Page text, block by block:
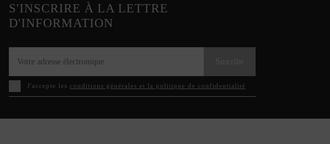
S'INSCRIRE À LA LETTRE
D'INFORMATION
J'accepte les conditions générales et la politique de confidentialité